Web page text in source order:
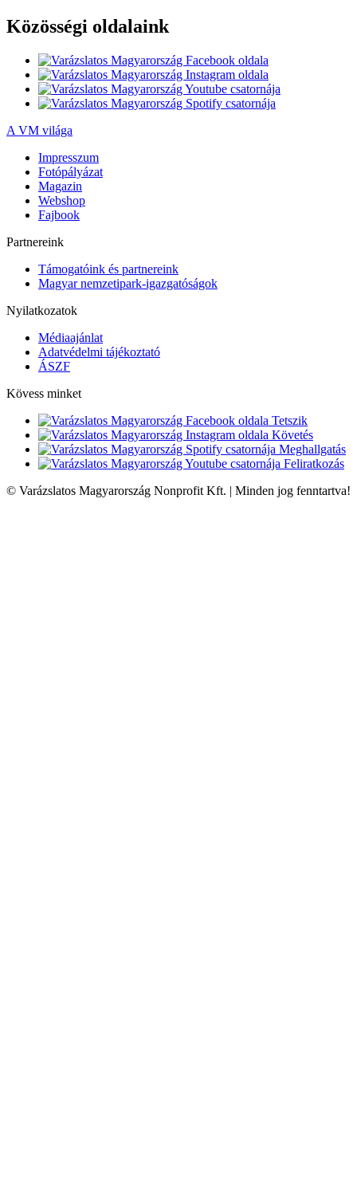
Közösségi oldalaink
A VM világa
Impresszum
Fotópályázat
Magazin
Webshop
Fajbook
Partnereink
Támogatóink és partnereink
Magyar nemzetipark-igazgatóságok
Nyilatkozatok
Médiaajánlat
Adatvédelmi tájékoztató
ÁSZF
Kövess minket
Tetszik
Követés
Meghallgatás
Feliratkozás
© Varázslatos Magyarország Nonprofit Kft. | Minden jog fenntartva!